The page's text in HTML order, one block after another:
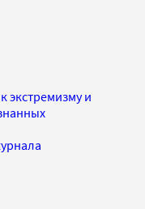
экстремизму и